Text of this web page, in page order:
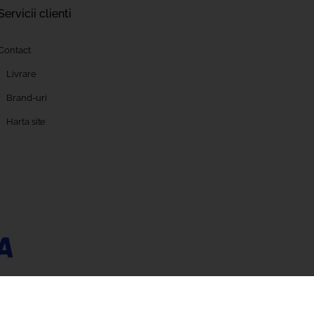
clienti
Livrare
Brand-uri
Harta site